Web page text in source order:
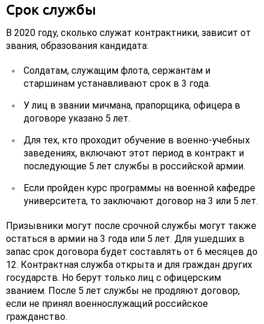
Срок службы
В 2020 году, сколько служат контрактники, зависит от
звания, образования кандидата:
Солдатам, служащим флота, сержантам и
старшинам устанавливают срок в 3 года.
У лиц в звании мичмана, прапорщика, офицера в
договоре указано 5 лет.
Для тех, кто проходит обучение в военно-учебных
заведениях, включают этот период в контракт и
последующие 5 лет службы в российской армии.
Если пройден курс программы на военной кафедре
университета, то заключают договор на 3 или 5 лет.
Призывники могут после срочной службы могут также
остаться в армии на 3 года или 5 лет. Для ушедших в
запас срок договора будет составлять от 6 месяцев до
12. Контрактная служба открыта и для граждан других
государств. Но берут только лиц с офицерским
званием. После 5 лет службы не продляют договор,
если не принял военнослужащий российское
гражданство.